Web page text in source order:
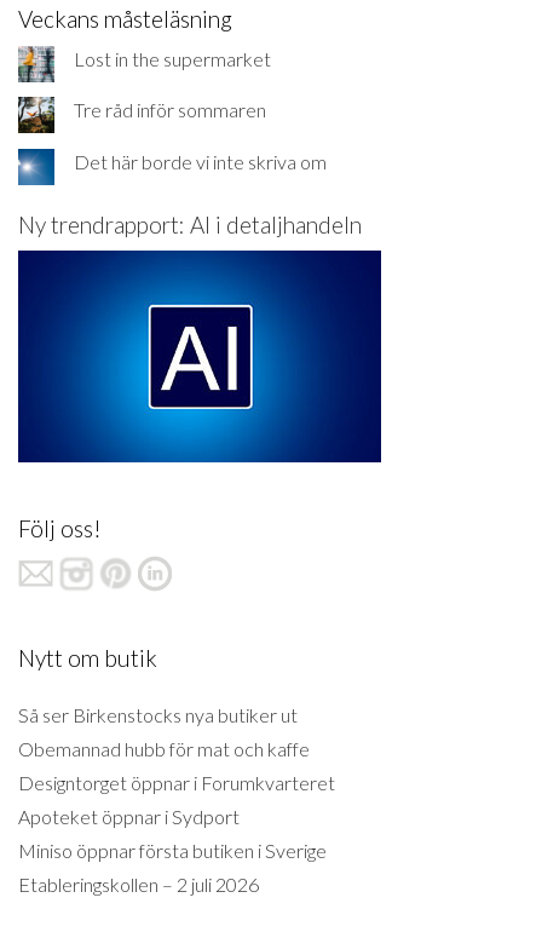
Veckans måsteläsning
Lost in the supermarket
Tre råd inför sommaren
Det här borde vi inte skriva om
Ny trendrapport: AI i detaljhandeln
Följ oss!
Nytt om butik
Så ser Birkenstocks nya butiker ut
Obemannad hubb för mat och kaffe
Designtorget öppnar i Forumkvarteret
Apoteket öppnar i Sydport
Miniso öppnar första butiken i Sverige
Etableringskollen – 2 juli 2026